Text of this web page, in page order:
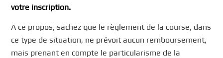
votre inscription.
A ce propos, sachez que le règlement de la course, dans
ce type de situation, ne prévoit aucun remboursement,
mais prenant en compte le particularisme de la